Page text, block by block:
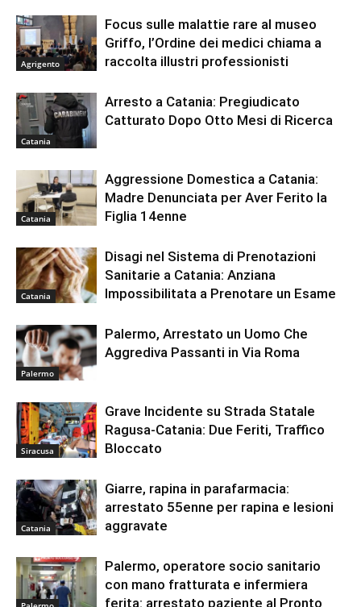
Agrigento
Focus sulle malattie rare al museo
Griffo, l’Ordine dei medici chiama a
raccolta illustri professionisti
Catania
Arresto a Catania: Pregiudicato
Catturato Dopo Otto Mesi di Ricerca
Catania
Aggressione Domestica a Catania:
Madre Denunciata per Aver Ferito la
Figlia 14enne
Catania
Disagi nel Sistema di Prenotazioni
Sanitarie a Catania: Anziana
Impossibilitata a Prenotare un Esame
Palermo
Palermo, Arrestato un Uomo Che
Aggrediva Passanti in Via Roma
Siracusa
Grave Incidente su Strada Statale
Ragusa-Catania: Due Feriti, Traffico
Bloccato
Catania
Giarre, rapina in parafarmacia:
arrestato 55enne per rapina e lesioni
aggravate
Palermo, operatore socio sanitario
con mano fratturata e infermiera
ferita: arrestato paziente al Pronto